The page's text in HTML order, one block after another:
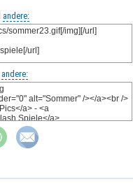
andere:
andere: